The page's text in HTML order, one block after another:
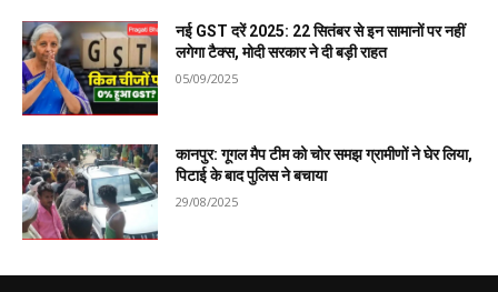
नई GST दरें 2025: 22 सितंबर से इन सामानों पर नहीं
लगेगा टैक्स, मोदी सरकार ने दी बड़ी राहत
05/09/2025
कानपुर: गूगल मैप टीम को चोर समझ ग्रामीणों ने घेर लिया,
पिटाई के बाद पुलिस ने बचाया
29/08/2025